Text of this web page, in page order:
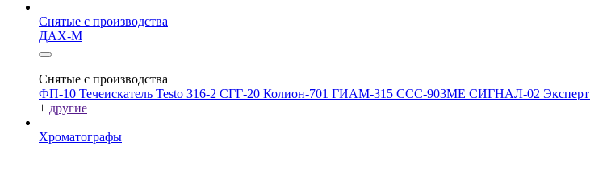
Снятые с производства
ДАХ-М
Снятые с производства
ФП-10 Течеискатель Testo 316-2 СГГ-20 Колион-701 ГИАМ-315 ССС-903МЕ СИГНАЛ-02 Эксперт
+ другие
Хроматографы